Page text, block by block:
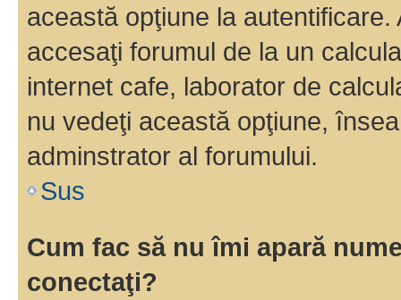
această opţiune la
accesaţi forumul de la un
internet cafe, laborator de
nu vedeţi această opţiune,
adminstrator al forumului.
Sus
Cum fac să nu îmi apară
conectaţi?